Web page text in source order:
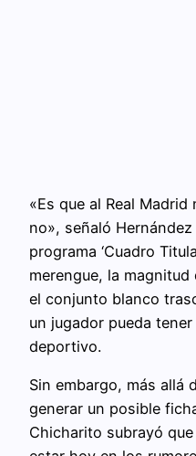
«Es que al Real
no», señaló
programa ‘Cuadro
merengue, la
el conjunto blanco
un jugador pueda
deportivo.
Sin embargo, más allá
generar un posible
Chicharito subrayó